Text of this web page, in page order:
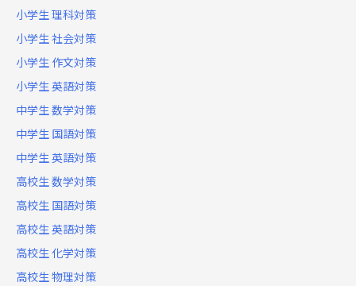
小学生 理科対策
小学生 社会対策
小学生 作文対策
小学生 英語対策
中学生 数学対策
中学生 国語対策
中学生 英語対策
高校生 数学対策
高校生 国語対策
高校生 英語対策
高校生 化学対策
高校生 物理対策